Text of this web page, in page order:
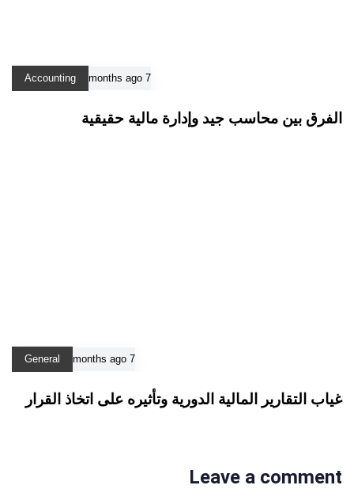
7 months ago
Accounting
الفرق بين محاسب جيد وإدارة مالية حقيقية
7 months ago
General
غياب التقارير المالية الدورية وتأثيره على اتخاذ القرار
Leave a comment